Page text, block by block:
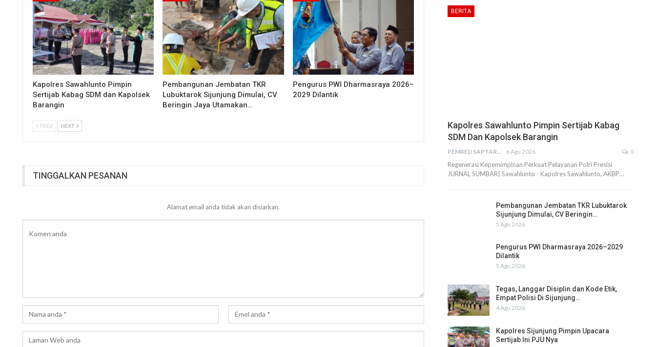
Kapolres Sawahlunto Pimpin
Sertijab Kabag SDM dan Kapolsek
Barangin
Pembangunan Jembatan TKR
Lubuktarok Sijunjung Dimulai, CV
Beringin Jaya Utamakan…
Pengurus PWI Dharmasraya 2026–
2029 Dilantik
PREV NEXT
TINGGALKAN PESANAN
Alamat email anda tidak akan disiarkan.
BERITA
Kapolres Sawahlunto Pimpin Sertijab Kabag
SDM Dan Kapolsek Barangin
PEMRED SAPTARIUS 6 Agu 2026 0
Regenerasi Kepemimpinan Perkuat Pelayanan Polri Presisi
JURNAL SUMBAR| Sawahlunto - Kapolres Sawahlunto, AKBP…
Pembangunan Jembatan TKR Lubuktarok
Sijunjung Dimulai, CV Beringin…
5 Agu 2026
Pengurus PWI Dharmasraya 2026–2029
Dilantik
5 Agu 2026
Tegas, Langgar Disiplin dan Kode Etik,
Empat Polisi Di Sijunjung…
4 Agu 2026
Kapolres Sijunjung Pimpin Upacara
Sertijab Ini PJU Nya